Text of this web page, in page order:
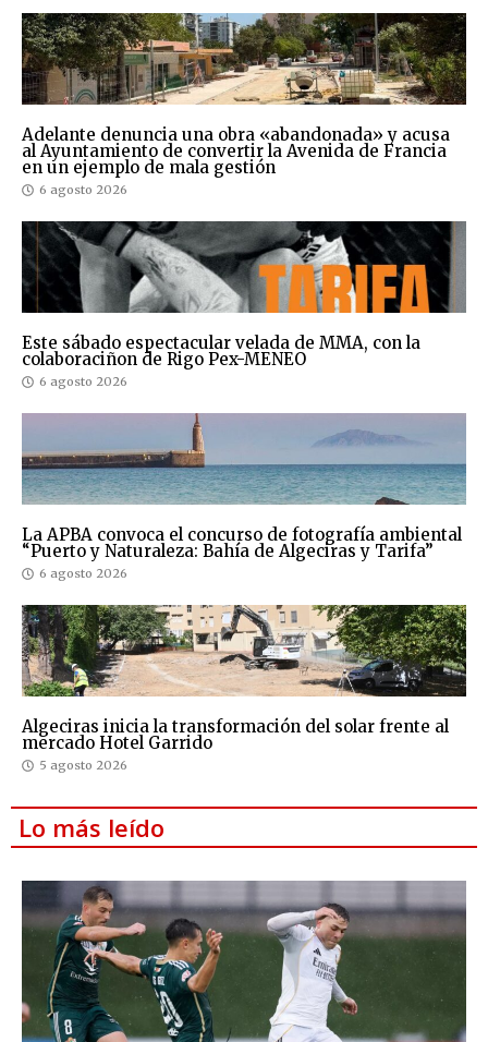
Adelante denuncia una obra «abandonada» y acusa
al Ayuntamiento de convertir la Avenida de Francia
en un ejemplo de mala gestión
6 agosto 2026
Este sábado espectacular velada de MMA, con la
colaboraciñon de Rigo Pex-MENEO
6 agosto 2026
La APBA convoca el concurso de fotografía ambiental
“Puerto y Naturaleza: Bahía de Algeciras y Tarifa”
6 agosto 2026
Algeciras inicia la transformación del solar frente al
mercado Hotel Garrido
5 agosto 2026
Lo más leído